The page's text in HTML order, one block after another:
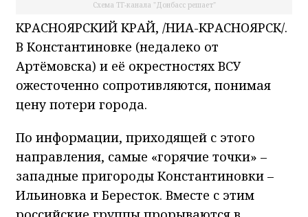
Схема ТГ-канала "Донбасс решает"
КРАСНОЯРСКИЙ КРАЙ, /НИА-КРАСНОЯРСК/.
В Константиновке (недалеко от
Артёмовска) и её окрестностях ВСУ
ожесточенно сопротивляются, понимая
цену потери города.
По информации, приходящей с этого
направления, самые «горячие точки» –
западные пригороды Константиновки –
Ильиновка и Бересток. Вместе с этим